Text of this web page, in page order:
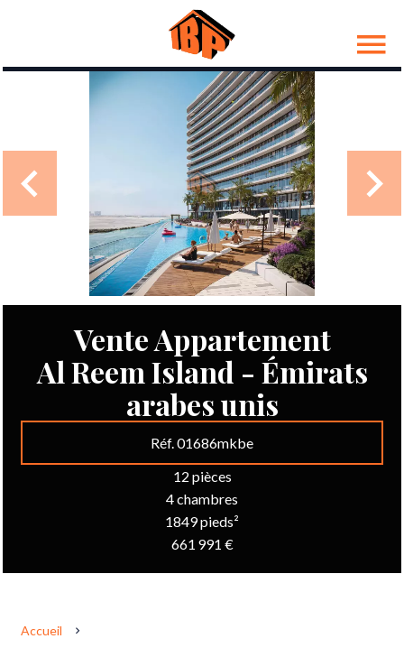
Vente Appartement
Al Reem Island - Émirats
arabes unis
Réf. 01686mkbe
12 pièces
4 chambres
1849 pieds²
661 991 €
Accueil